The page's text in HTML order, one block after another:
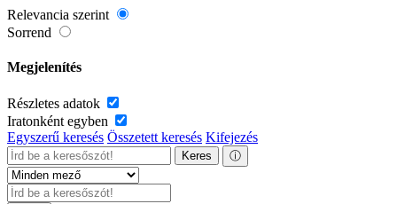
Relevancia szerint
Sorrend
Megjelenítés
Részletes adatok
Iratonként egyben
Egyszerű keresés Összetett keresés Kifejezés
Keres ⓘ